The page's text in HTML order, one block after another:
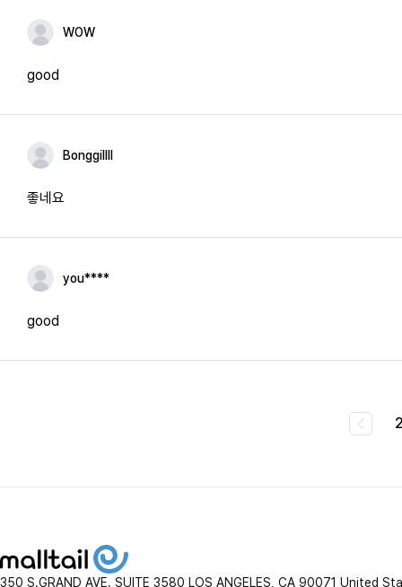
WOW
good
Bonggillll
좋네요
you****
good
350 S.GRAND AVE. SUITE 3580 LOS ANGELES, CA 90071 United